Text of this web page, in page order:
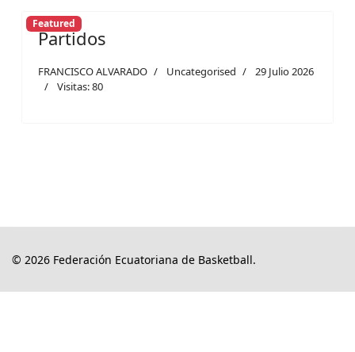
Featured
Partidos
FRANCISCO ALVARADO Uncategorised
29 Julio 2026
Visitas: 80
© 2026 Federación Ecuatoriana de Basketball.